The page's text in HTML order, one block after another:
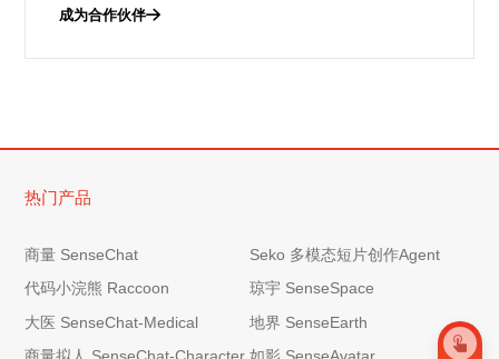
成为合作伙伴
热门产品
商量 SenseChat
Seko 多模态短片创作Agent
代码小浣熊 Raccoon
琼宇 SenseSpace
大医 SenseChat-Medical
地界 SenseEarth